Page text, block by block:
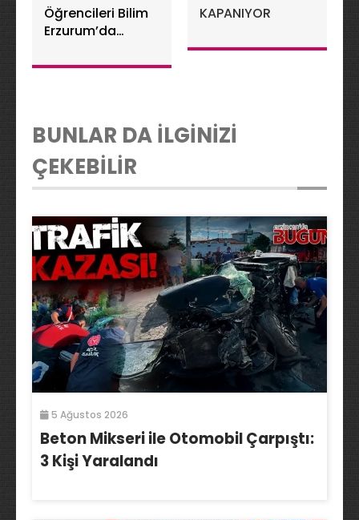
Öğrencileri Bilim
Erzurum’da
Araladı
KAPANIYOR
BUNLAR DA İLGİNİZİ
ÇEKEBİLİR
5 Ağustos 2026
Beton Mikseri ile Otomobil Çarpıştı:
3 Kişi Yaralandı